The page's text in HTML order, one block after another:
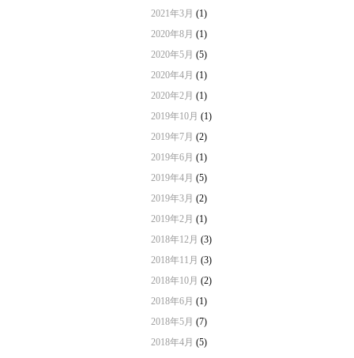
2021年3月 (1)
2020年8月 (1)
2020年5月 (5)
2020年4月 (1)
2020年2月 (1)
2019年10月 (1)
2019年7月 (2)
2019年6月 (1)
2019年4月 (5)
2019年3月 (2)
2019年2月 (1)
2018年12月 (3)
2018年11月 (3)
2018年10月 (2)
2018年6月 (1)
2018年5月 (7)
2018年4月 (5)